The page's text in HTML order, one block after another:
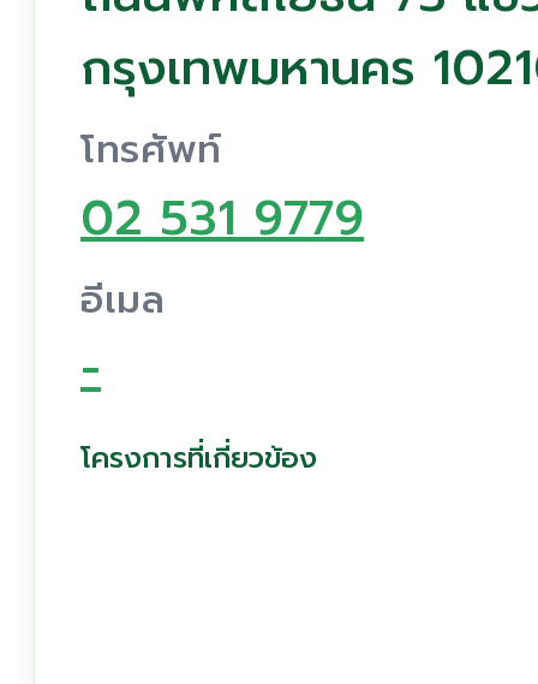
กรุงเทพมหานคร
โทรศัพท์
02 531 9779
อีเมล
-
โครงการที่เกี่ยวข้อง